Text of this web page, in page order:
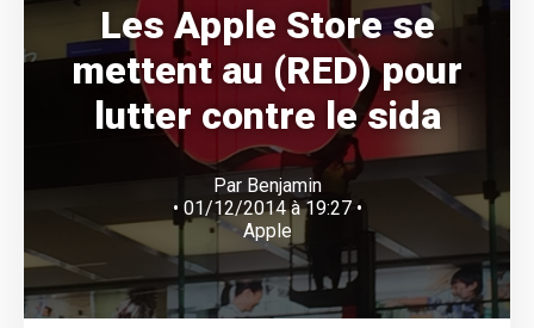
Les Apple Store se
mettent au (RED) pour
lutter contre le sida
Par Benjamin
• 01/12/2014 à 19:27 •
Apple